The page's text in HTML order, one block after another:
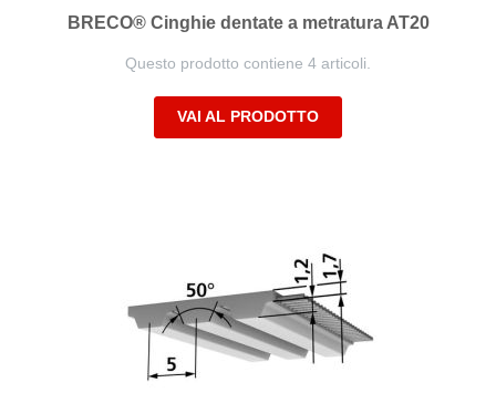
BRECO® Cinghie dentate a metratura AT20
Questo prodotto contiene 4 articoli.
VAI AL PRODOTTO